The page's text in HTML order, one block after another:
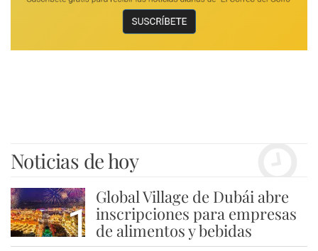
Noticias de hoy
1
Global Village de Dubái abre
inscripciones para empresas
de alimentos y bebidas